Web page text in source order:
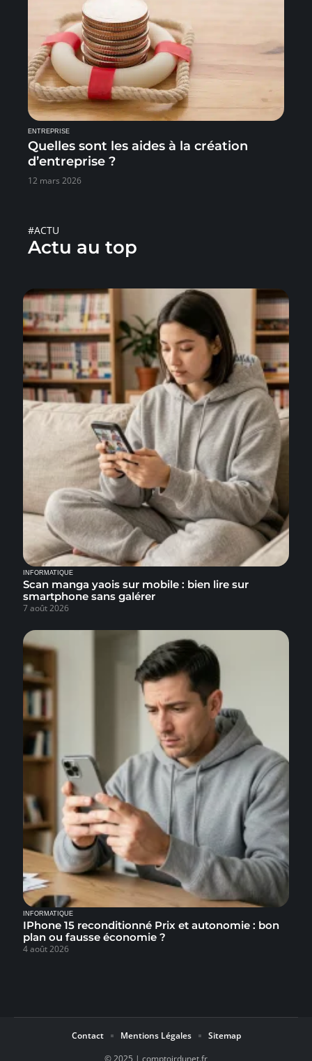
ENTREPRISE
Quelles sont les aides à la création
d’entreprise ?
12 mars 2026
#ACTU
Actu au top
INFORMATIQUE
Scan manga yaois sur mobile : bien lire sur
smartphone sans galérer
7 août 2026
INFORMATIQUE
IPhone 15 reconditionné Prix et autonomie : bon
plan ou fausse économie ?
4 août 2026
© 2025 | comptoirdunet.fr
Contact Mentions Légales Sitemap